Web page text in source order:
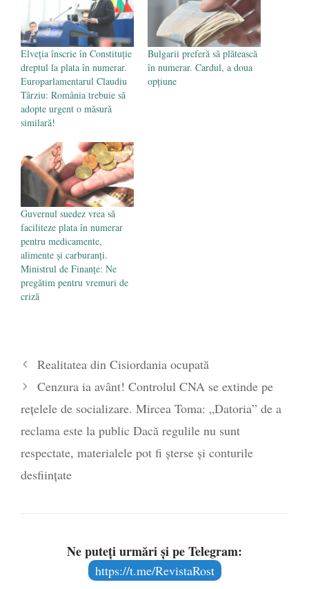
Mănăstirea Cernica
- 27 iulie 2024
Elveția înscrie în Constituție
dreptul la plata în numerar.
Europarlamentarul Claudiu
Târziu: România trebuie să
adopte urgent o măsură
similară!
Bulgarii preferă să plătească
în numerar. Cardul, a doua
opțiune
Guvernul suedez vrea să
faciliteze plata în numerar
pentru medicamente,
alimente și carburanți.
Ministrul de Finanțe: Ne
pregătim pentru vremuri de
criză
Realitatea din Cisiordania ocupată
Cenzura ia avânt! Controlul CNA se extinde pe
rețelele de socializare. Mircea Toma: „Datoria” de a
reclama este la public Dacă regulile nu sunt
respectate, materialele pot fi șterse și conturile
desființate
Ne puteți urmări și pe Telegram:
https://t.me/RevistaRost